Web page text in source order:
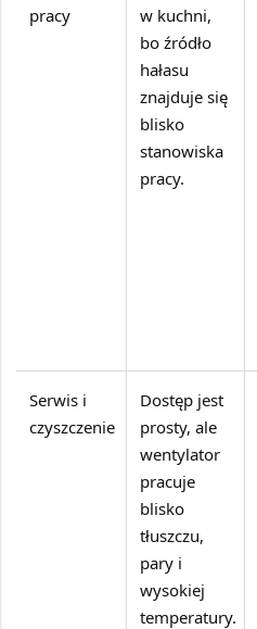
pracy
w kuchni,
bo źródło
hałasu
znajduje się
blisko
stanowiska
pracy.
Serwis i
czyszczenie
Dostęp jest
prosty, ale
wentylator
pracuje
blisko
tłuszczu,
pary i
wysokiej
temperatury.